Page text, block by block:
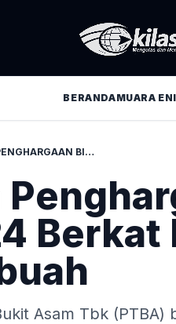
BERANDAMUARA
PTBA RAIH PENGHARGAAN BISRA 2024 BERKAT INOVASI SOSIAL BERBUAH
Berkat
Asam Tbk (PTBA)